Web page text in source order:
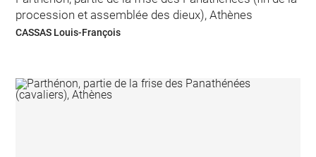
procession et assemblée des dieux), Athènes
CASSAS Louis-François